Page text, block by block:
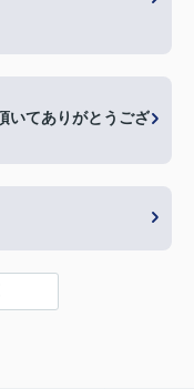
いてありがとうござ